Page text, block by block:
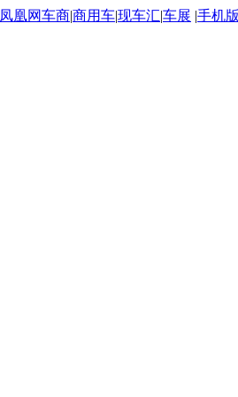
凤凰网车商|商用车|现车汇|车展 |手机版